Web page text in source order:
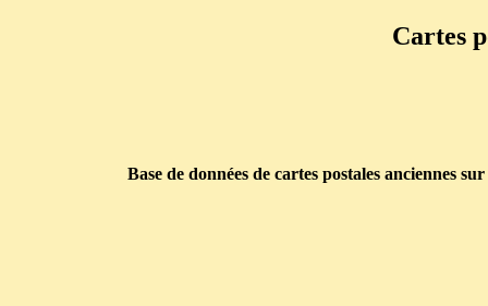
Cartes
Base de données de cartes postales anciennes